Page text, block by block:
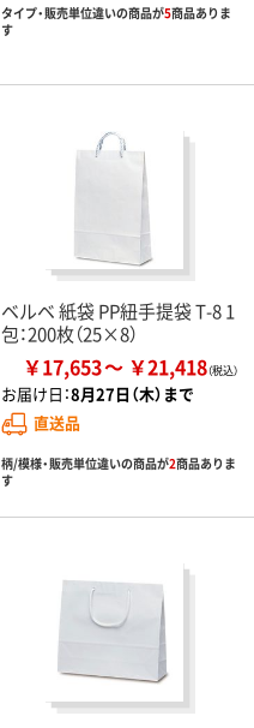
タイプ・販売単位違いの商品が5商品ありま
す
ベルベ 紙袋 PP紐手提袋 T-8 1
包：200枚（25×8）
￥17,653 ￥21,418
お届け日：8月27日（木）まで
直送品
柄/模様・販売単位違いの商品が2商品ありま
す